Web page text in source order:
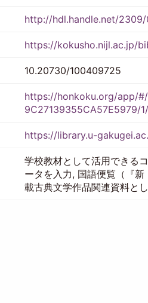
http://hdl.handle.net/2309/
https://kokusho.nijl.ac.jp/
10.20730/100409725
https://honkoku.org/app/#/
9C27139355CA57E5979/1/
https://library.u-
学校教材として活用できる
ータを入力, 国語便覧（『
載古典文学作品関連資料と